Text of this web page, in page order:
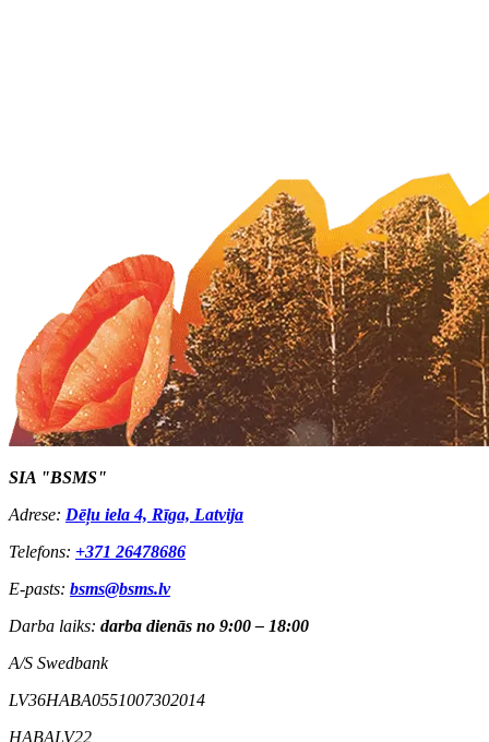
SIA "BSMS"
Adrese: Dēļu iela 4, Rīga, Latvija
Telefons: +371 26478686
E-pasts: bsms@bsms.lv
Darba laiks: darba dienās no 9:00 – 18:00
A/S Swedbank
LV36HABA0551007302014
HABALV22